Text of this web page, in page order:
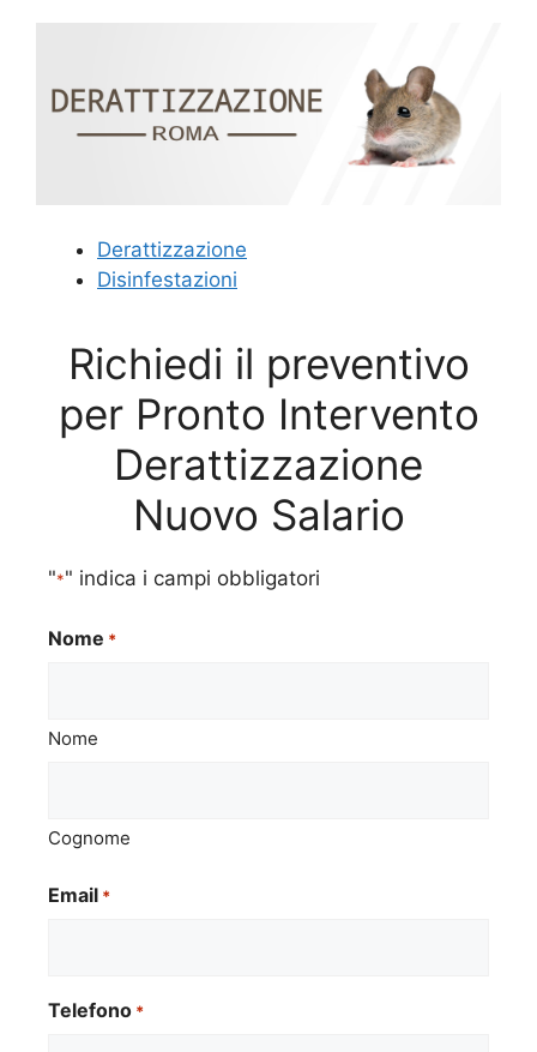
Derattizzazione
Disinfestazioni
Richiedi il preventivo
per Pronto Intervento
Derattizzazione
Nuovo Salario
"*" indica i campi obbligatori
Nome *
Nome
Cognome
Email *
Telefono *